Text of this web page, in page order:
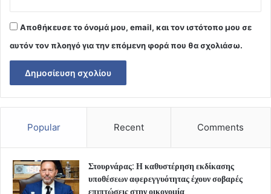
Αποθήκευσε το όνομά μου, email, και τον ιστότοπο μου σε
αυτόν τον πλοηγό για την επόμενη φορά που θα σχολιάσω.
Popular Recent Comments
Στουρνάρας: Η καθυστέρηση εκδίκασης
υποθέσεων αφερεγγυότητας έχουν σοβαρές
επιπτώσεις στην οικονομία